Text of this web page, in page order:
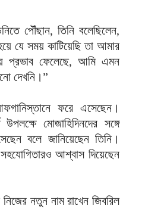
পৌঁছান, তিনি বলেছিলেন,
যে সময় কাটিয়েছি তা আমার
প্রভাব ফেলেছে, আমি এমন
দেখনি।”
ফরে এসেছেন।
উপলক্ষে মোজাহিদিনদের সঙ্গে
বলে জানিয়েছেন তিনি।
আশ্বাস দিয়েছেন
নতুন নাম রাখেন জিবরিল